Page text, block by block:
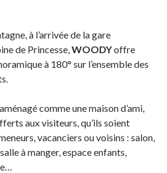
à l’arrivée de la gare
de Princesse,WOODYoffre
à 180° sur l’ensemble des
comme une maison d’ami,
aux visiteurs, qu’ils soient
vacanciers ou voisins : salon,
à manger, espace enfants,